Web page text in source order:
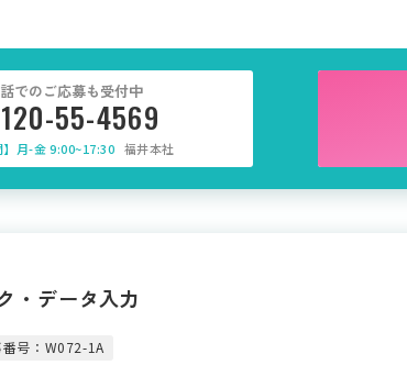
でのご応募も受付中
55-4569
】月-金 9:00~17:30 福井本社
・データ入力
番号：W072-1A